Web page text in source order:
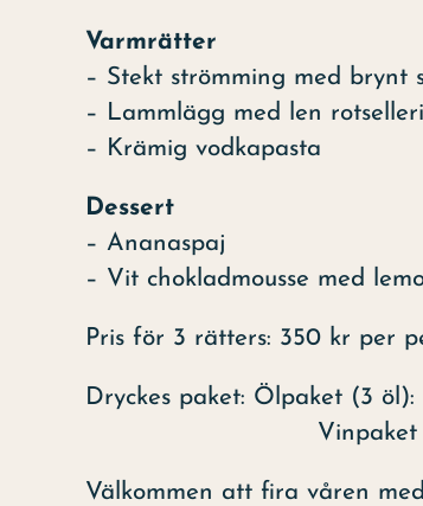
Varmrätter
– Stekt strömming med brynt
– Lammlägg med len
– Krämig vodkapasta
Dessert
– Ananaspaj
– Vit chokladmousse med
Pris för 3 rätters: 350 kr per
Dryckes paket: Ölpaket (3 öl):
Vinpaket (2 glas
Välkommen att fira våren